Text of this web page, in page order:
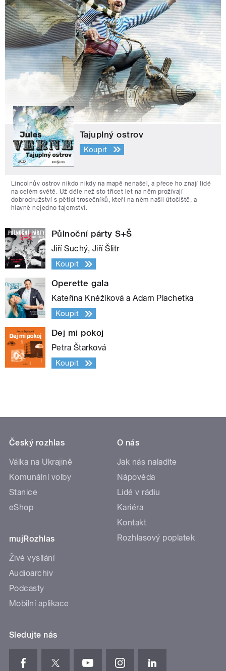
Tajuplný ostrov
Koupit
Lincolnův ostrov nikdo nikdy na mapě nenašel, a přece ho znají lidé
na celém světě. Už déle než sto třicet let na něm prožívají
dobrodružství s pěticí trosečníků, kteří na něm našli útočiště, a
hlavně nejedno tajemství.
Půlnoční párty S+Š
Jiří Suchý, Jiří Šlitr
Koupit
Operette gala
Kateřina Kněžíková a Adam Plachetka
Koupit
Dej mi pokoj
Petra Štarková
Koupit
Český rozhlas
Válka na Ukrajině
Komunální volby
Stanice
eShop
mujRozhlas
Živé vysílání
Audioarchiv
Podcasty
Mobilní aplikace
O nás
Jak nás naladíte
Nápověda
Lidé v rádiu
Kariéra
Kontakt
Rozhlasový poplatek
Sledujte nás